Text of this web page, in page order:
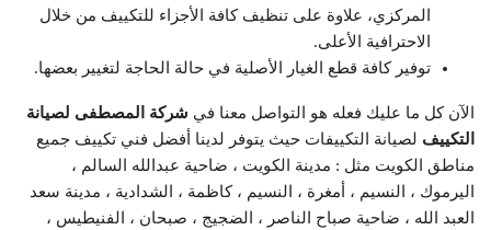
المركزي، علاوة على تنظيف كافة الأجزاء للتكييف من خلال
الاحترافية الأعلى.
توفير كافة قطع الغيار الأصلية في حالة الحاجة لتغيير بعضها.
الآن كل ما عليك فعله هو التواصل معنا في شركة المصطفى لصيانة
التكييف لصيانة التكييفات حيث يتوفر لدينا أفضل فني تكييف جميع
مناطق الكويت مثل : مدينة الكويت ، ضاحية عبدالله السالم ،
اليرموك ، النسيم ، أمغرة ، النسيم ، كاظمة ، الشدادية ، مدينة سعد
العبد الله ، ضاحية صباح الناصر ، الضجيج ، صبحان ، الفنيطيس ،